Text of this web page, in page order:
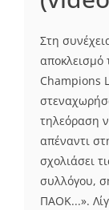
Στη
Champions
τηλεόραση
απέναντι
σχολιάσει
συλλόγου,
ΠΑΟΚ...».